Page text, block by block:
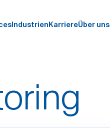
Industrien KarriereÜber uns